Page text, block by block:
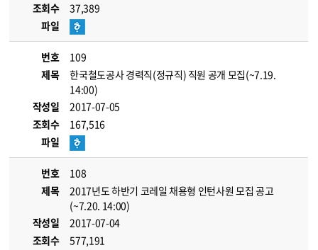
조회수
37,389
파일
번호
109
제목
한국철도공사 경력직(정규직) 직원 공개 모집(~7.19.
14:00)
작성일
2017-07-05
조회수
167,516
파일
번호
108
제목
2017년도 하반기 코레일 채용형 인턴사원 모집 공고
(~7.20. 14:00)
작성일
2017-07-04
조회수
577,191